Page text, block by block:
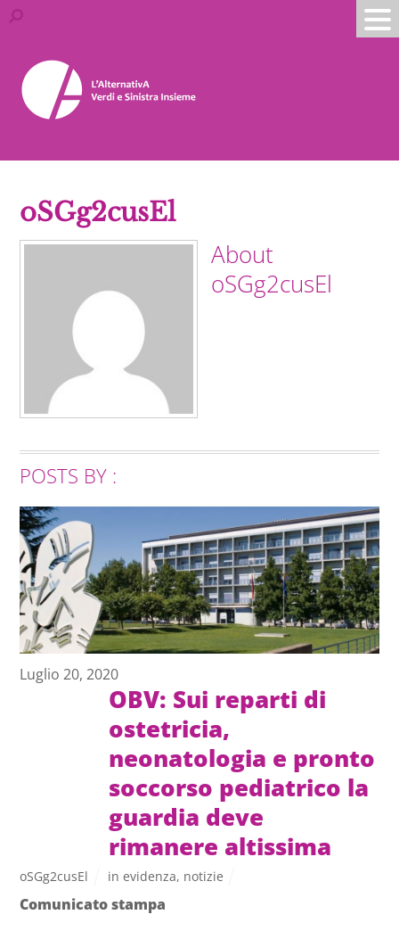
oSGg2cusEl
About
oSGg2cusEl
POSTS BY :
Luglio 20, 2020
OBV: Sui reparti di
ostetricia,
neonatologia e pronto
soccorso pediatrico la
guardia deve
rimanere altissima
oSGg2cusEl in evidenza, notizie
Comunicato stampa